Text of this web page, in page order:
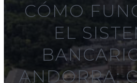
CÓMO
EL
ANDORRA: